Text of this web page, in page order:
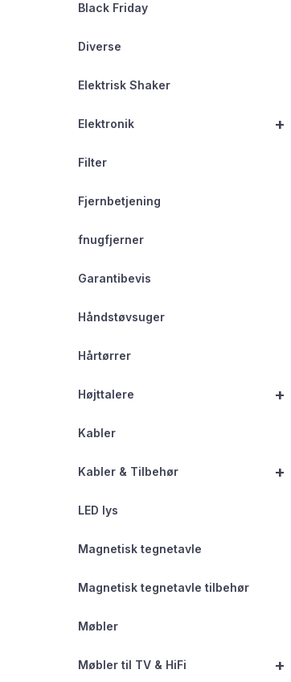
Black Friday
Diverse
Elektrisk Shaker
+
Elektronik
Filter
Fjernbetjening
fnugfjerner
Garantibevis
Håndstøvsuger
Hårtørrer
+
Højttalere
Kabler
+
Kabler & Tilbehør
LED lys
Magnetisk tegnetavle
Magnetisk tegnetavle tilbehør
Møbler
+
Møbler til TV & HiFi